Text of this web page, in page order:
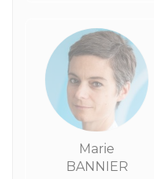
Marie
BANNIER